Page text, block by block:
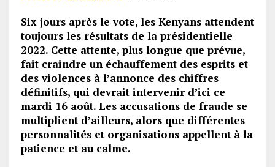
Six jours après le vote, les Kenyans attendent
toujours les résultats de la présidentielle
2022. Cette attente, plus longue que prévue,
fait craindre un échauffement des esprits et
des violences à l’annonce des chiffres
définitifs, qui devrait intervenir d’ici ce
mardi 16 août. Les accusations de fraude se
multiplient d’ailleurs, alors que différentes
personnalités et organisations appellent à la
patience et au calme.